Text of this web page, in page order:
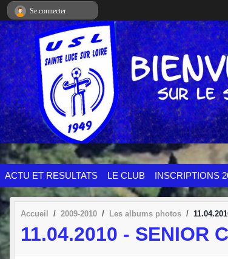
ACTU ET RESULTATS LE CLUB INSCRIPTIONS
Accueil 2009-2010 Les albums photos
11.04.2010 - SENIOR
Se connecter
Panneau de gestion des cookies